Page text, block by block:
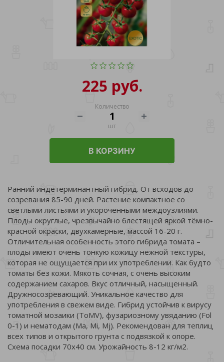
225 руб.
Количество
шт
В КОРЗИНУ
Ранний индетерминантный гибрид. От всходов до
созревания 85-90 дней. Растение компактное со
светлыми листьями и укороченными междоузлиями.
Плоды округлые, чрезвычайно блестящей яркой тёмно-
красной окраски, двухкамерные, массой 16-20 г.
Отличительная особенность этого гибрида томата –
плоды имеют очень тонкую кожицу нежной текстуры,
которая не ощущается при их употреблении. Как будто
томаты без кожи. Мякоть сочная, с очень высоким
содержанием сахаров. Вкус отличный, насыщенный.
Дружносозревающий. Уникальное качество для
употребления в свежем виде. Гибрид устойчив к вирусу
томатной мозаики (ToMV), фузариозному увяданию (Fol
0-1) и нематодам (Ma, Mi, Mj). Рекомендован для теплиц
всех типов и открытого грунта с подвязкой к опоре.
Схема посадки 70х40 см. Урожайность 8-12 кг/м2.